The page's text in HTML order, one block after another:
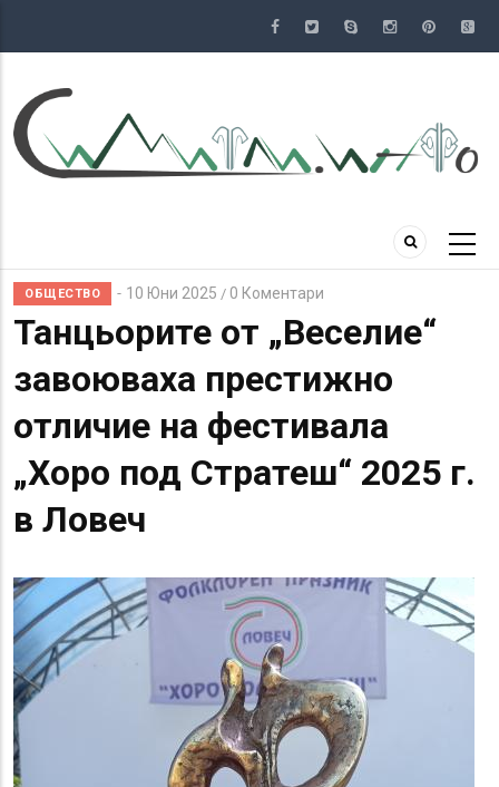
съдържание
ОБЩЕСТВО 10 Юни 2025 / 0 Коментари
Танцьорите от „Веселие“
завоюваха престижно
отличие на фестивала
„Хоро под Стратеш“ 2025 г.
в Ловеч